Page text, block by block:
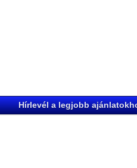
Hírlevél a legjobb